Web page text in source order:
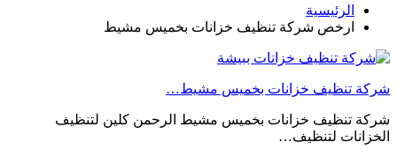
الرئيسية
ارخص شركة تنظيف خزانات بخميس مشيط
شركة تنظيف خزانات بخميس مشيط…
شركة تنظيف خزانات بخميس مشيط الرحمن كلين لتنظيف
الخزانات لتنظيف…